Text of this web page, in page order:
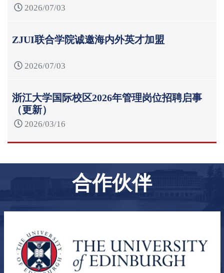
2026/07/03
ZJUI联合学院诚邀海内外英才加盟
2026/07/03
浙江大学国际校区2026年管理岗位招聘启事
（更新）
2026/03/16
合作伙伴